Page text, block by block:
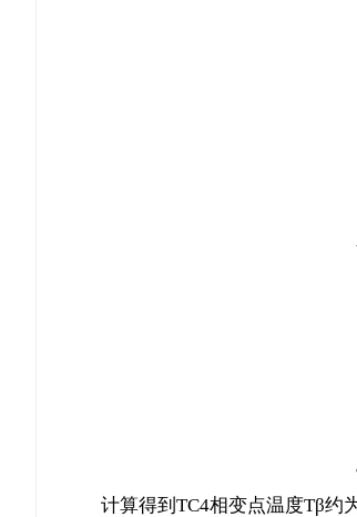
计算得到TC4相变点温度Tβ约